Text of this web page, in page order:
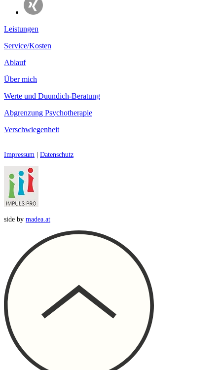
Leistungen
Service/Kosten
Ablauf
Über mich
Werte und Duundich-Beratung
Abgrenzung Psychotherapie
Verschwiegenheit
Impressum | Datenschutz
side by madea.at